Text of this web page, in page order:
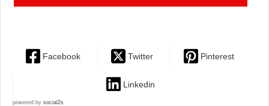
Facebook Twitter Pinterest
Linkedin
powered by social2s